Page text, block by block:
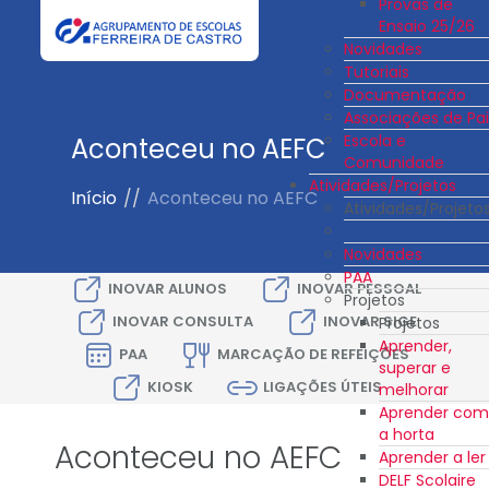
Ensaio 25/26
Novidades
Tutoriais
Documentação
Associações de
Escola e
Comunidade
Atividades/Projetos
Atividades/
Novidades
PAA
Projetos
Projetos
Aprender,
superar e
melhorar
Aprender com
a horta
Aprender a ler
DELF Scolaire
Aconteceu no AEFC
Início // Aconteceu no AEFC
INOVAR ALUNOS
INOVAR PESSOAL
INOVAR CONSULTA
INOVAR SIGE
PAA
MARCAÇÃO DE REFEIÇÕES
KIOSK
LIGAÇÕES ÚTEIS
Aconteceu no AEFC